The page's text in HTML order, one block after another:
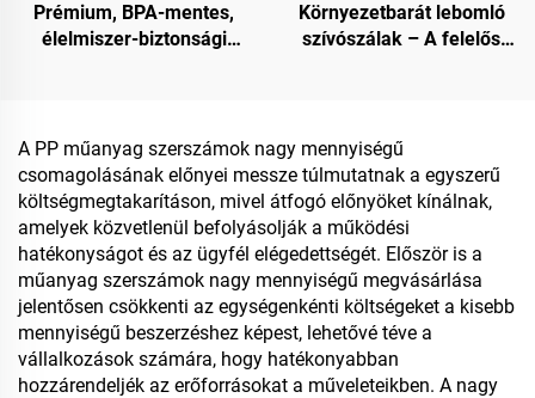
Prémium, BPA-mentes,
élelmiszer-biztonsági
élelmiszer-tárolásra
Környezetbarát lebomló
szívószálak – A felelős
A PP műanyag szerszámok nagy mennyiségű
csomagolásának előnyei messze túlmutatnak a egyszerű
költségmegtakarításon, mivel átfogó előnyöket kínálnak,
amelyek közvetlenül befolyásolják a működési
hatékonyságot és az ügyfél elégedettségét. Először is a
műanyag szerszámok nagy mennyiségű megvásárlása
jelentősen csökkenti az egységenkénti költségeket a kisebb
mennyiségű beszerzéshez képest, lehetővé téve a
vállalkozások számára, hogy hatékonyabban
hozzárendeljék az erőforrásokat a műveleteikben. A nagy